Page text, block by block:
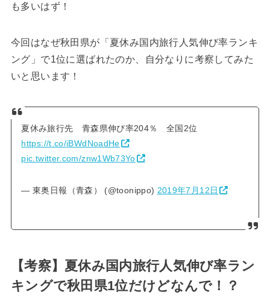
も多いはず！
今回はなぜ秋田県が「夏休み国内旅行人気伸び率ランキ
ング」で1位に選ばれたのか、自分なりに考察してみた
いと思います！
夏休み旅行先 青森県伸び率204％ 全国2位
https://t.co/iBWdNoadHe
pic.twitter.com/znw1Wb73Yo
— 東奥日報（青森） (@toonippo) 2019年7月12日
【考察】夏休み国内旅行人気伸び率ラン
キングで秋田県1位だけどなんで！？